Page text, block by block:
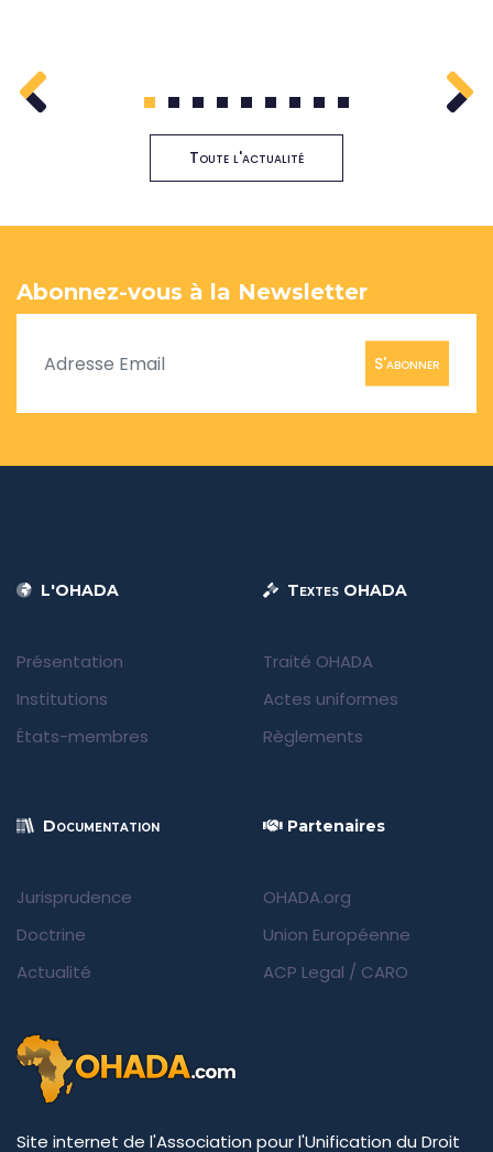
1 2 3 4 5 6 7 8 9
Toute l'actualité
Abonnez-vous à la Newsletter
S'abonner
L'OHADA
Présentation
Institutions
États-membres
Textes OHADA
Traité OHADA
Actes uniformes
Règlements
Documentation
Jurisprudence
Doctrine
Actualité
Partenaires
OHADA.org
Union Européenne
ACP Legal / CARO
Site internet de l'Association pour l'Unification du Droit